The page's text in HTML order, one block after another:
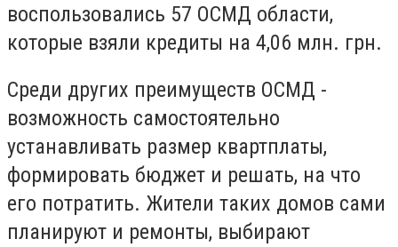
воспользовались 57 ОСМД области,
которые взяли кредиты на 4,06 млн. грн.
Среди других преимуществ ОСМД -
возможность самостоятельно
устанавливать размер квартплаты,
формировать бюджет и решать, на что
его потратить. Жители таких домов сами
планируют и ремонты, выбирают